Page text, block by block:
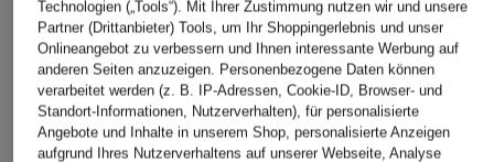
Technologien („Tools“). Mit Ihrer Zustimmung nutzen wir und unsere
Partner (Drittanbieter) Tools, um Ihr Shoppingerlebnis und unser
Onlineangebot zu verbessern und Ihnen interessante Werbung auf
anderen Seiten anzuzeigen. Personenbezogene Daten können
verarbeitet werden (z. B. IP-Adressen, Cookie-ID, Browser- und
Standort-Informationen, Nutzerverhalten), für personalisierte
Angebote und Inhalte in unserem Shop, personalisierte Anzeigen
aufgrund Ihres Nutzerverhaltens auf unserer Webseite, Analyse